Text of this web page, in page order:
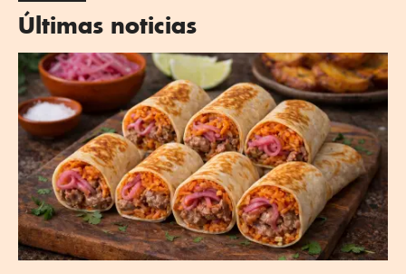
Últimas noticias